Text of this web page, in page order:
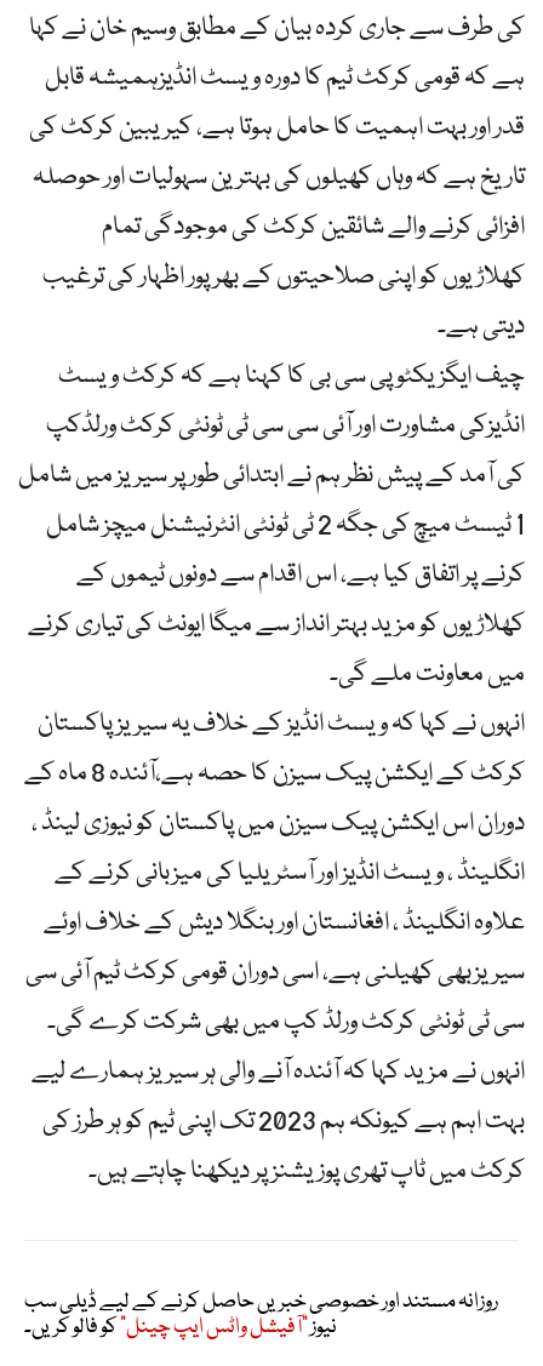
کی طرف سے جاری کردہ بیان کے مطابق وسیم خان نے کہا
ہے کہ قومی کرکٹ ٹیم کا دورہ ویسٹ انڈیزہمیشہ قابل
قدر اور بہت اہمیت کا حامل ہوتا ہے، کیریبین کرکٹ کی
تاریخ ہے کہ وہاں کھیلوں کی بہترین سہولیات اور حوصلہ
افزائی کرنے والے شائقین کرکٹ کی موجودگی تمام
کھلاڑیوں کو اپنی صلاحیتوں کے بھرپور اظہار کی ترغیب
دیتی ہے۔
چیف ایگزیکٹو پی سی بی کا کہنا ہے کہ کرکٹ ویسٹ
انڈیزکی مشاورت اور آئی سی سی ٹی ٹونٹی کرکٹ ورلڈکپ
کی آمد کے پیش نظر ہم نے ابتدائی طور پر سیریز میں شامل
1 ٹیسٹ میچ کی جگہ 2 ٹی ٹونٹی انٹرنیشنل میچز شامل
کرنے پر اتفاق کیا ہے، اس اقدام سے دونوں ٹیموں کے
کھلاڑیوں کو مزید بہتر انداز سے میگا ایونٹ کی تیاری کرنے
میں معاونت ملے گی۔
انہوں نے کہا کہ ویسٹ انڈیز کے خلاف یہ سیریز پاکستان
کرکٹ کے ایکشن پیک سیزن کا حصہ ہے،آئندہ 8 ماہ کے
دوران اس ایکشن پیک سیزن میں پاکستان کو نیوزی لینڈ ،
انگلینڈ ، ویسٹ انڈیز اور آسٹریلیا کی میزبانی کرنے کے
علاوہ انگلینڈ ، افغانستان اور بنگلا دیش کے خلاف اوئے
سیریزبھی کھیلنی ہے، اسی دوران قومی کرکٹ ٹیم آئی سی
سی ٹی ٹونٹی کرکٹ ورلڈ کپ میں بھی شرکت کرے گی۔
انہوں نے مزید کہا کہ آئندہ آنے والی ہر سیریز ہمارے لیے
بہت اہم ہے کیونکہ ہم 2023 تک اپنی ٹیم کو ہر طرز کی
کرکٹ میں ٹاپ تھری پوزیشنز پر دیکھنا چاہتے ہیں۔
روزانہ مستند اور خصوصی خبریں حاصل کرنے کے لیے ڈیلی سب
نیوز"آفیشل واٹس ایپ چینل"کو فالو کریں۔